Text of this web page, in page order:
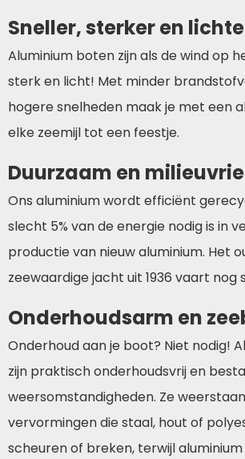
Sneller, sterker en
Aluminium boten zijn als de wind op
sterk en licht! Met minder
hogere snelheden maak je met een
elke zeemijl tot een feestje.
Duurzaam en
Ons aluminium wordt efficiënt
slecht 5% van de energie nodig is in
productie van nieuw aluminium. Het
zeewaardige jacht uit 1936 vaart nog
Onderhoudsarm en
Onderhoud aan je boot? Niet nodig!
zijn praktisch onderhoudsvrij en
weersomstandigheden. Ze
vervormingen die staal, hout of
scheuren of breken, terwijl